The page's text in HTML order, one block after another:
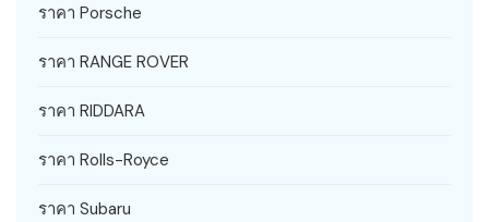
ราคา Porsche
ราคา RANGE ROVER
ราคา RIDDARA
ราคา Rolls-Royce
ราคา Subaru